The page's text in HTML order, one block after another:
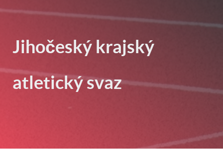
Jihočeský krajský
atletický svaz